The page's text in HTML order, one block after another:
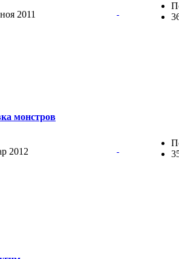
2011
монстров
2012